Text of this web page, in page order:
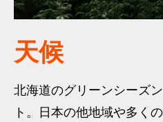
天候
北海道のグリーンシーズ
ト。日本の他地域や多く